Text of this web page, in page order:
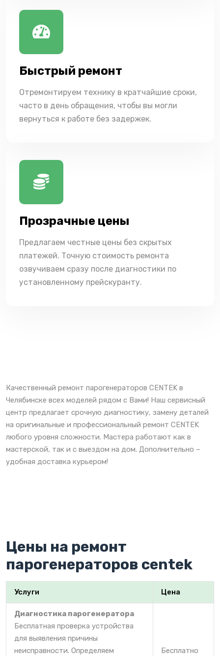
Быстрый ремонт
Отремонтируем технику в кратчайшие сроки,
часто в день обращения, чтобы вы могли
вернуться к работе без задержек.
Прозрачные цены
Предлагаем честные цены без скрытых
платежей. Точную стоимость ремонта
озвучиваем сразу после диагностики по
установленному прейскуранту.
Качественный ремонт парогенераторов CENTEK в
Челябинске всех моделей рядом с Вами! Наш сервисный
центр предлагает срочную диагностику, замену деталей
на оригинальные и профессиональный ремонт CENTEK
любого уровня сложности. Мастера работают как в
мастерской, так и с выездом на дом. Дополнительно –
удобная доставка курьером!
Цены на ремонт
парогенераторов centek
Услуги Цена
Диагностика парогенератора
Бесплатная проверка устройства
для выявления причины
неисправности. Определяем
Бесплатно